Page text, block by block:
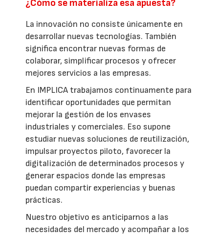
¿Cómo se materializa esa apuesta?
La innovación no consiste únicamente en
desarrollar nuevas tecnologías. También
significa encontrar nuevas formas de
colaborar, simplificar procesos y ofrecer
mejores servicios a las empresas.
En IMPLICA trabajamos continuamente para
identificar oportunidades que permitan
mejorar la gestión de los envases
industriales y comerciales. Eso supone
estudiar nuevas soluciones de reutilización,
impulsar proyectos piloto, favorecer la
digitalización de determinados procesos y
generar espacios donde las empresas
puedan compartir experiencias y buenas
prácticas.
Nuestro objetivo es anticiparnos a las
necesidades del mercado y acompañar a los